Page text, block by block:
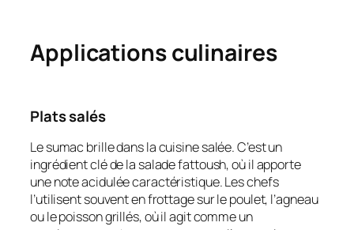
Applications culinaires
Plats salés
Le sumac brille dans la cuisine salée. C’est un
ingrédient clé de la salade fattoush, où il apporte
une note acidulée caractéristique. Les chefs
l’utilisent souvent en frottage sur le poulet, l’agneau
ou le poisson grillés, où il agit comme un